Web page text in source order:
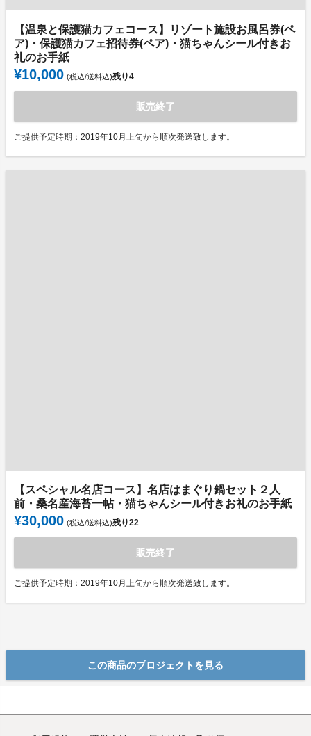
【温泉と保護猫カフェコース】リゾート施設お風呂券(ペ
ア)・保護猫カフェ招待券(ペア)・猫ちゃんシール付きお
礼のお手紙
¥10,000 (税込/送料込)残り4
販売終了
ご提供予定時期：2019年10月上旬から順次発送致します。
【スペシャル名店コース】名店はまぐり鍋セット２人
前・桑名産海苔一帖・猫ちゃんシール付きお礼のお手紙
¥30,000 (税込/送料込)残り22
販売終了
ご提供予定時期：2019年10月上旬から順次発送致します。
この商品のプロジェクトを見る